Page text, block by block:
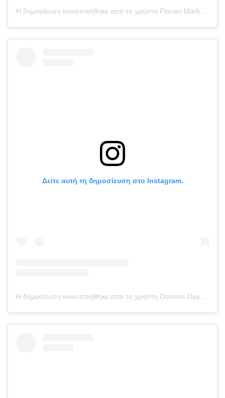
Δείτε αυτή τη δημοσίευση στο Instagram.